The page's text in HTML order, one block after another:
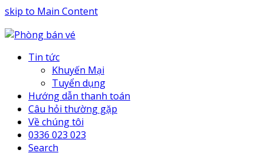
skip to Main Content
Tin tức
Khuyến Mại
Tuyển dụng
Hướng dẫn thanh toán
Câu hỏi thường gặp
Về chúng tôi
0336 023 023
Search